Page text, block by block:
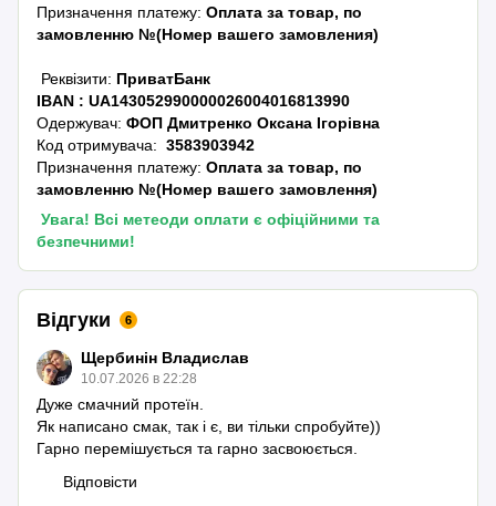
Призначення платежу:Оплата за товар, по
замовленню №(Номер вашего замовления)
Реквізити: ПриватБанк
IBAN : UA143052990000026004016813990
Одержувач:ФОП Дмитренко Оксана Ігорівна
Код отримувача:3583903942
Призначення платежу:Оплата за товар, по
замовленню №(Номер вашего замовлення)
Увага! Всі метеоди оплати є офіційними та
безпечними!
Відгуки 6
Щербинін Владислав
10.07.2026 в 22:28
Дуже смачний протеїн.
Як написано смак, так і є, ви тільки спробуйте))
Гарно перемішується та гарно засвоюється.
Відповісти